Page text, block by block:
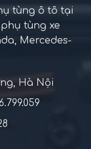
tùng ô tô tại
tùng xe
Mercedes-
Hà Nội